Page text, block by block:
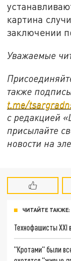
картина
заключении
Уважаемые
также
t.me/
с редакцией
присылайте
новости на
ЧИТАЙТЕ ТАКЖЕ:
Технофашисты XXI
"Кротами" были